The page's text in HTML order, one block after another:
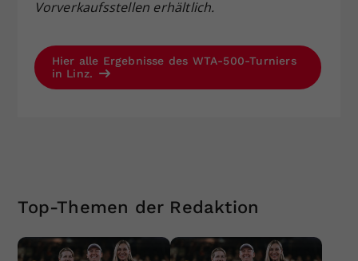
Vorverkaufsstellen erhältlich.
Hier alle Ergebnisse des WTA-500-Turniers
in Linz.
Top-Themen der Redaktion